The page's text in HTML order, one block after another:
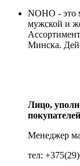
NOHO - это
мужской и
Минска.
Лицо,
покупателей
Менеджер
тел: